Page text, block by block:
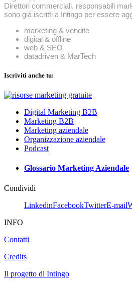
Direttori commerciali, responsabili
sono già iscritti a Intingo per essere
marketing & vendite
digital & offline
web & SEO
datadriven & MarTech
Iscriviti anche tu:
Digital Marketing B2B
Marketing B2B
Marketing aziendale
Organizzazione aziendale
Podcast
Glossario Marketing Aziendale
Condividi
LinkedinFacebookTwitterE-mail
INFO
Contatti
Credits
Il progetto di Intingo